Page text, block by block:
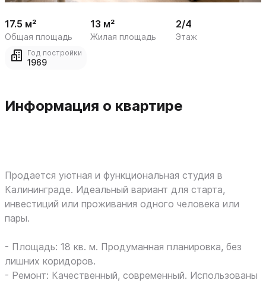
17.5 м²
Общая площадь
13 м²
Жилая площадь
2/4
Этаж
Год постройки
1969
Информация о квартире
Продается уютная и функциональная студия в
Калининграде. Идеальный вариант для старта,
инвестиций или проживания одного человека или
пары.
- Площадь: 18 кв. м. Продуманная планировка, без
лишних коридоров.
- Ремонт: Качественный, современный. Использованы